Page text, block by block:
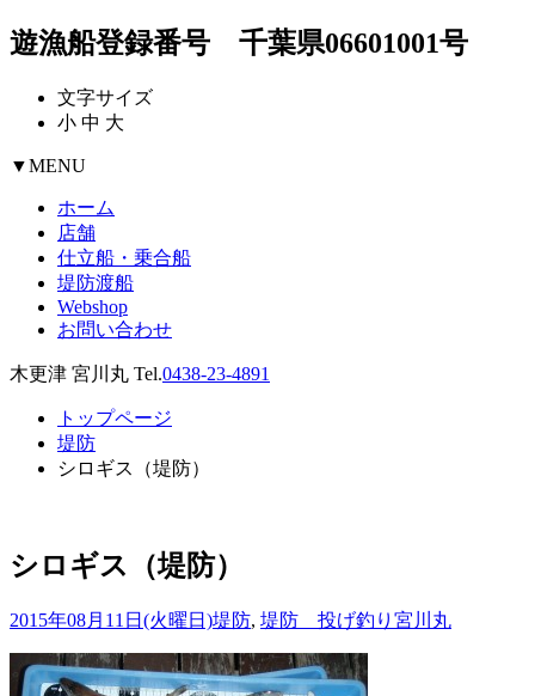
遊漁船登録番号 千葉県06601001号
文字サイズ
小 中 大
▼MENU
ホーム
店舗
仕立船・乗合船
堤防渡船
Webshop
お問い合わせ
木更津 宮川丸 Tel.0438-23-4891
トップページ
堤防
シロギス（堤防）
シロギス（堤防）
2015年08月11日(火曜日)堤防, 堤防 投げ釣り 宮川丸